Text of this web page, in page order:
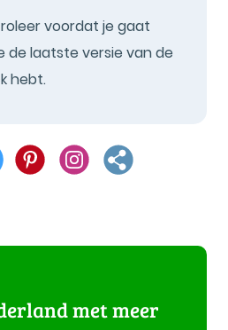
voordat je gaat
de laatste versie van de
hebt.
met meer